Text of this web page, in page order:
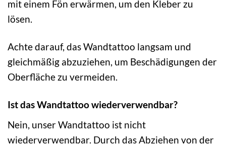
mit einem Fön erwärmen, um den Kleber zu
lösen.
Achte darauf, das Wandtattoo langsam und
gleichmäßig abzuziehen, um Beschädigungen der
Oberfläche zu vermeiden.
Ist das Wandtattoo wiederverwendbar?
Nein, unser Wandtattoo ist nicht
wiederverwendbar. Durch das Abziehen von der